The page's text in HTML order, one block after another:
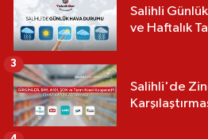
Salihli
ve Haftalık
Salihli'de
3